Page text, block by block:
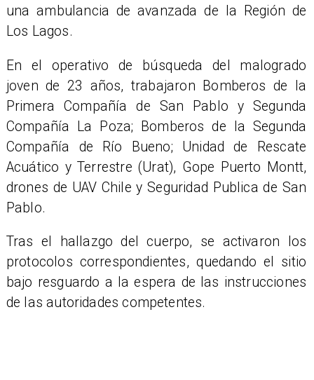
una ambulancia de avanzada de la Región de
Los Lagos.
En el operativo de búsqueda del malogrado
joven de 23 años, trabajaron Bomberos de la
Primera Compañía de San Pablo y Segunda
Compañía La Poza; Bomberos de la Segunda
Compañía de Río Bueno; Unidad de Rescate
Acuático y Terrestre (Urat), Gope Puerto Montt,
drones de UAV Chile y Seguridad Publica de San
Pablo.
​Tras el hallazgo del cuerpo, se activaron los
protocolos correspondientes, quedando el sitio
bajo resguardo a la espera de las instrucciones
de las autoridades competentes.